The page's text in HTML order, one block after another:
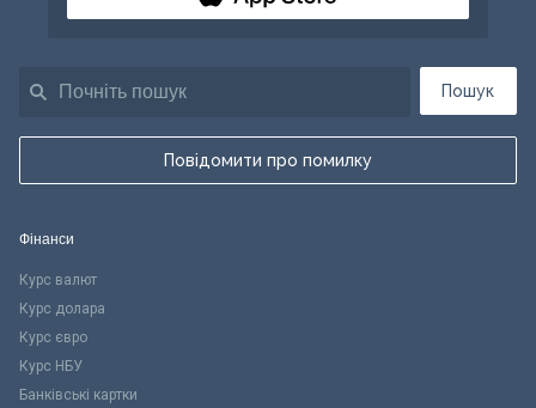
Пошук
Повідомити про помилку
Фінанси
Курс валют
Курс долара
Курс євро
Курс НБУ
Банківські картки